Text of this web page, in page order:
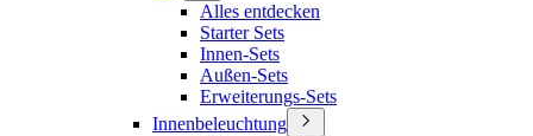
Alles entdecken
Starter Sets
Innen-Sets
Außen-Sets
Erweiterungs-Sets
Innenbeleuchtung